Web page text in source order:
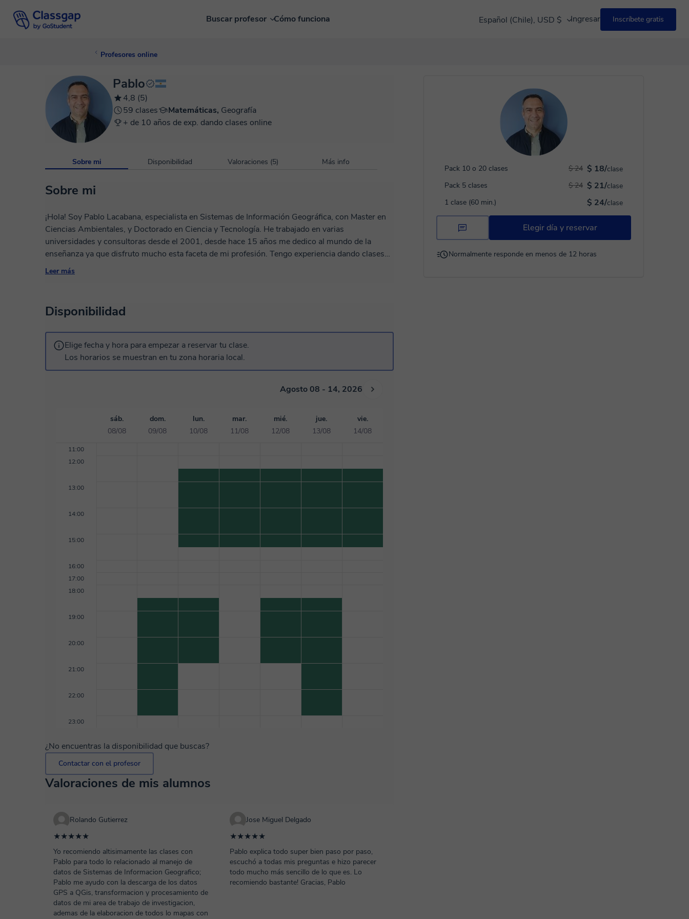
Buscar profesor Cómo funciona Español (Chile), USD $ Ingresar Inscríbete gratis
Profesores online
Pack 10 o 20 clases $ 18/clase
$ 24
Pack 5 clases
$ 21/clase
$ 24
1 clase (60 min.)
$ 24/clase
Elegir día y reservar
Normalmente responde en menos de 12 horas
Pablo
4,8 (5)
59 clases
Matemáticas, Geografía
+ de 10 años de exp. dando clases online
Sobre mi Disponibilidad Valoraciones (5) Más info
Sobre mi
¡Hola! Soy Pablo Lacabana, especialista en Sistemas de Información Geográfica, con Master en
Ciencias Ambientales, y Doctorado en Ciencia y Tecnología. He trabajado en varias
universidades y consultoras desde el 2001, desde hace 15 años me dedico al mundo de la
enseñanza ya que disfruto mucho esta faceta de mi profesión. Tengo experiencia dando clases
online a alumnos de secundaria y más que todo de nivel universitario. Me gusta organizar las
Leer más
Disponibilidad
Elige fecha y hora para empezar a reservar tu clase.
Los horarios se muestran en tu zona horaria local.
Agosto 08 - 14, 2026
sáb.
08/08
dom.
09/08
lun.
10/08
mar.
11/08
mié.
12/08
jue.
13/08
vie.
14/08
11:00
12:00
13:00
14:00
15:00
16:00
17:00
18:00
19:00
20:00
21:00
22:00
23:00
¿No encuentras la disponibilidad que buscas?
Contactar con el profesor
Valoraciones de mis alumnos
Rolando Gutierrez
★★★★★
Yo recomiendo altisimamente las clases con
Pablo para todo lo relacionado al manejo de
datos de Sistemas de Informacion Geografico;
Pablo me ayudo con la descarga de los datos
GPS a QGis, transformacion y procesamiento de
datos de mi area de trabajo de investigacion,
ademas de la elaboracion de todos lo mapas con
Jose Miguel Delgado
★★★★★
Pablo explica todo super bien paso por paso,
escuchó a todas mis preguntas e hizo parecer
todo mucho más sencillo de lo que es. Lo
recomiendo bastante! Gracias, Pablo